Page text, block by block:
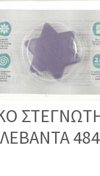
ΛΕΒΑΝΤΑ